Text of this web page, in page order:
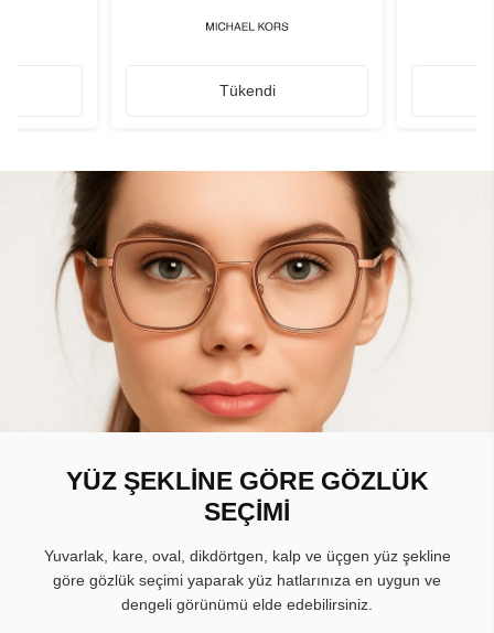
Tükendi
YÜZ ŞEKLİNE GÖRE GÖZLÜK
SEÇİMİ
Yuvarlak, kare, oval, dikdörtgen, kalp ve üçgen yüz şekline
göre gözlük seçimi yaparak yüz hatlarınıza en uygun ve
dengeli görünümü elde edebilirsiniz.